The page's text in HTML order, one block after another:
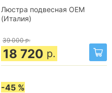
Люстра подвесная OEM
(Италия)
39 000 р.
18 720 р.
-45 %